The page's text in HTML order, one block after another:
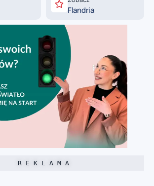
Flandria
R E K L A M A